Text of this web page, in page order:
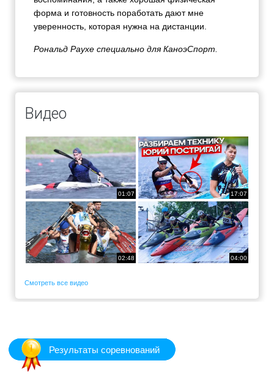
форма и готовность поработать дают мне
уверенность, которая нужна на дистанции.
Рональд Раухе специально для КаноэСпорт.
Видео
01:07 17:07
02:48 04:00
Смотреть все видео
Результаты соревнований